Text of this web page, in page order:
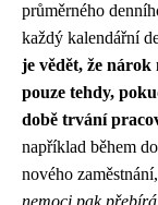
průměrného
každý kalendářní
je vědět, že nárok
pouze tehdy,
době trvání
například během
nového
nemoci pak